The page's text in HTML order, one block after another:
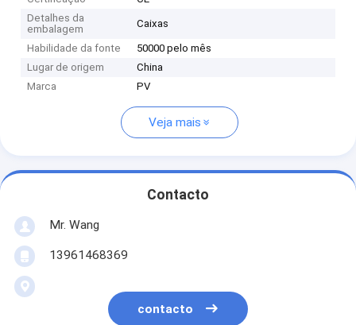
Detalhes da
embalagem
Caixas
Habilidade da fonte
50000 pelo mês
Lugar de origem
China
Marca
PV
Veja mais
Contacto
Mr. Wang
13961468369
contacto